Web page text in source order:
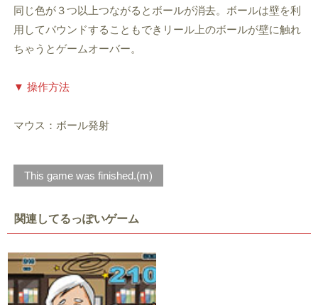
同じ色が３つ以上つながるとボールが消去。ボールは壁を利
用してバウンドすることもできリール上のボールが壁に触れ
ちゃうとゲームオーバー。
▼ 操作方法
マウス：ボール発射
This game was finished.(m)
関連してるっぽいゲーム